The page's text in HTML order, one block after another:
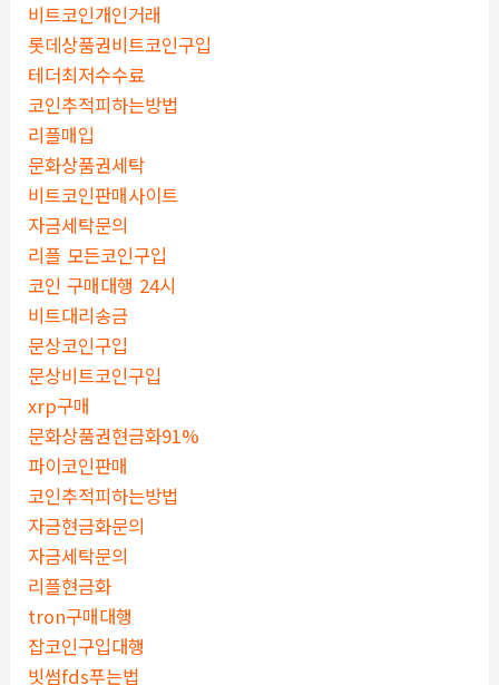
비트코인개인거래
롯데상품권비트코인구입
테더최저수수료
코인추적피하는방법
리플매입
문화상품권세탁
비트코인판매사이트
자금세탁문의
리플 모든코인구입
코인 구매대행 24시
비트대리송금
문상코인구입
문상비트코인구입
xrp구매
문화상품권현금화91%
파이코인판매
코인추적피하는방법
자금현금화문의
자금세탁문의
리플현금화
tron구매대행
잡코인구입대행
빗썸fds푸는법